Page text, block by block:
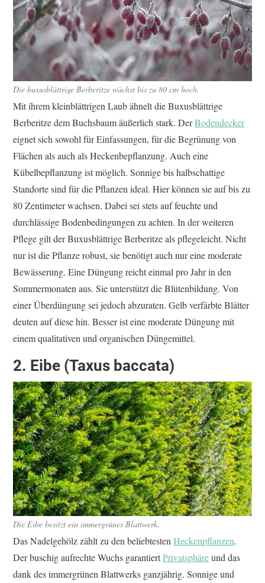
Die buxusblättrige Berberitze wächst bis zu 80 cm hoch.
Mit ihrem kleinblättrigen Laub ähnelt die Buxusblättrige
Berberitze dem Buchsbaum äußerlich stark. DerBodendecker
eignet sich sowohl für Einfassungen, für die Begrünung von
Flächen als auch als Heckenbepflanzung. Auch eine
Kübelbepflanzung ist möglich. Sonnige bis halbschattige
Standorte sind für die Pflanzen ideal. Hier können sie auf bis zu
80 Zentimeter wachsen. Dabei sei stets auf feuchte und
durchlässige Bodenbedingungen zu achten. In der weiteren
Pflege gilt der Buxusblättrige Berberitze als pflegeleicht. Nicht
nur ist die Pflanze robust, sie benötigt auch nur eine moderate
Bewässerung. Eine Düngung reicht einmal pro Jahr in den
Sommermonaten aus. Sie unterstützt die Blütenbildung. Von
einer Überdüngung sei jedoch abzuraten. Gelb verfärbte Blätter
deuten auf diese hin. Besser ist eine moderate Düngung mit
einem qualitativen und organischen Düngemittel.
2. Eibe (Taxus baccata)
Die Eibe besitzt ein immergrünes Blattwerk.
Das Nadelgehölz zählt zu den beliebtestenHeckenpflanzen.
Der buschig aufrechte Wuchs garantiertPrivatsphäreund das
dank des immergrünen Blattwerks ganzjährig. Sonnige und